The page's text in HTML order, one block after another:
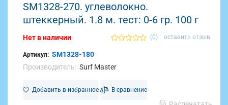
SM1328-270. углеволокно.
штеккерный. 1.8 м. тест: 0-6 гр. 100 г
Нет в наличии (0) оставить отзыв
Артикул: SM1328-180
Производитель: Surf Master
Добавить в избранное В сравнение